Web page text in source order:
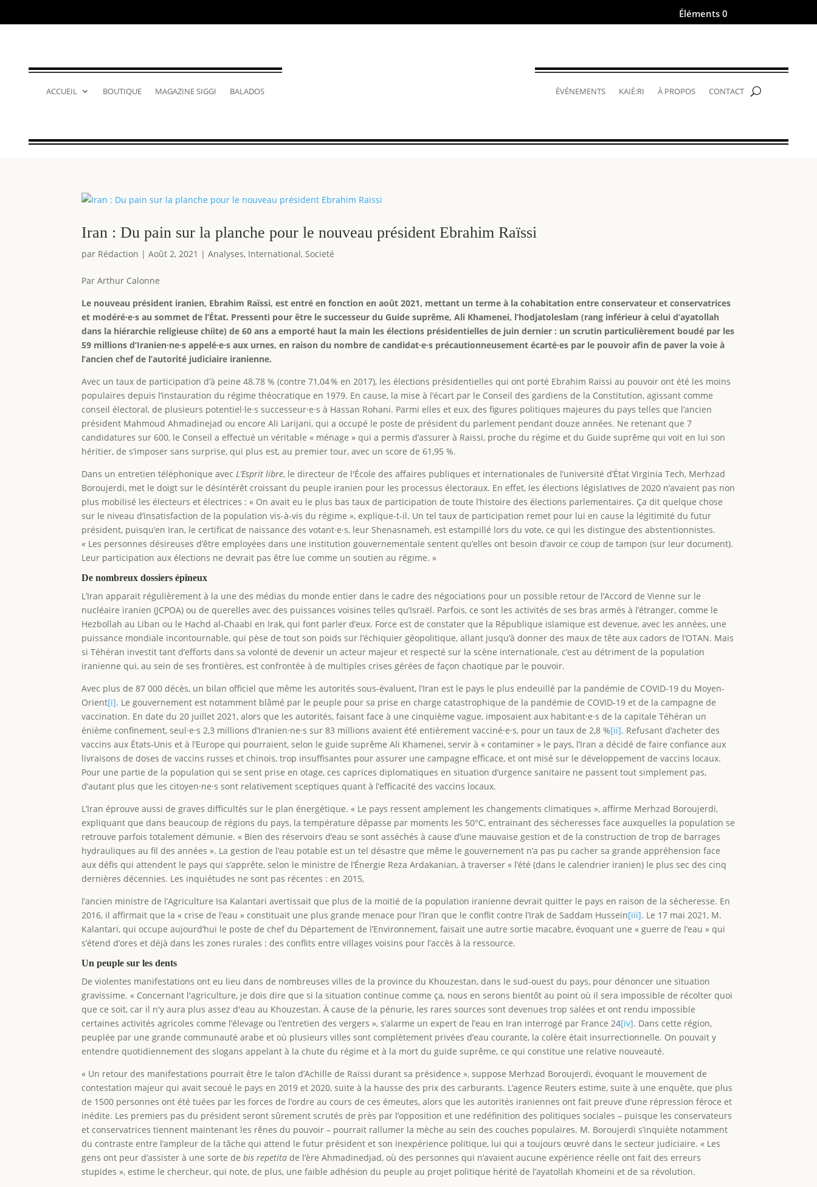
Éléments 0
ACCUEIL BOUTIQUE MAGAZINE SIGGI BALADOS ÉVÉNEMENTS KAIÉ:RI À PROPOS CONTACT
Iran : Du pain sur la planche pour le nouveau président Ebrahim Raïssi
par Rédaction |Août 2, 2021 |Analyses, International, Societé
Par Arthur Calonne
Le nouveau président iranien, Ebrahim Raïssi, est entré en fonction en août 2021, mettant un terme à la cohabitation entre conservateur et conservatrices
et modéré·e·s au sommet de l’État. Pressenti pour être le successeur du Guide suprême, Ali Khamenei, l’hodjatoleslam (rang inférieur à celui d’ayatollah
dans la hiérarchie religieuse chiite) de 60 ans a emporté haut la main les élections présidentielles de juin dernier : un scrutin particulièrement boudé par les
59 millions d’Iranien·ne·s appelé·e·s aux urnes, en raison du nombre de candidat·e·s précautionneusement écarté·es par le pouvoir afin de paver la voie à
l’ancien chef de l’autorité judiciaire iranienne.
Avec un taux de participation d’à peine 48.78 % (contre 71,04 % en 2017), les élections présidentielles qui ont porté Ebrahim Raïssi au pouvoir ont été les moins
populaires depuis l’instauration du régime théocratique en 1979. En cause, la mise à l’écart par le Conseil des gardiens de la Constitution, agissant comme
conseil électoral, de plusieurs potentiel·le·s successeur·e·s à Hassan Rohani. Parmi elles et eux, des figures politiques majeures du pays telles que l’ancien
président Mahmoud Ahmadinejad ou encore Ali Larijani, qui a occupé le poste de président du parlement pendant douze années. Ne retenant que 7
candidatures sur 600, le Conseil a effectué un véritable « ménage » qui a permis d’assurer à Raïssi, proche du régime et du Guide suprême qui voit en lui son
héritier, de s’imposer sans surprise, qui plus est, au premier tour, avec un score de 61,95 %.
Dans un entretien téléphonique avec L’Esprit libre, le directeur de l'École des affaires publiques et internationales de l’université d’État Virginia Tech, Merhzad
Boroujerdi, met le doigt sur le désintérêt croissant du peuple iranien pour les processus électoraux. En effet, les élections législatives de 2020 n’avaient pas non
plus mobilisé les électeurs et électrices : « On avait eu le plus bas taux de participation de toute l’histoire des élections parlementaires. Ça dit quelque chose
sur le niveau d’insatisfaction de la population vis-à-vis du régime », explique-t-il. Un tel taux de participation remet pour lui en cause la légitimité du futur
président, puisqu’en Iran, le certificat de naissance des votant·e·s, leur Shenasnameh, est estampillé lors du vote, ce qui les distingue des abstentionnistes.
« Les personnes désireuses d’être employées dans une institution gouvernementale sentent qu’elles ont besoin d’avoir ce coup de tampon (sur leur document).
Leur participation aux élections ne devrait pas être lue comme un soutien au régime. »
De nombreux dossiers épineux
L’Iran apparait régulièrement à la une des médias du monde entier dans le cadre des négociations pour un possible retour de l’Accord de Vienne sur le
nucléaire iranien (JCPOA) ou de querelles avec des puissances voisines telles qu’Israël. Parfois, ce sont les activités de ses bras armés à l’étranger, comme le
Hezbollah au Liban ou le Hachd al-Chaabi en Irak, qui font parler d’eux. Force est de constater que la République islamique est devenue, avec les années, une
puissance mondiale incontournable, qui pèse de tout son poids sur l’échiquier géopolitique, allant jusqu’à donner des maux de tête aux cadors de l’OTAN. Mais
si Téhéran investit tant d’efforts dans sa volonté de devenir un acteur majeur et respecté sur la scène internationale, c’est au détriment de la population
iranienne qui, au sein de ses frontières, est confrontée à de multiples crises gérées de façon chaotique par le pouvoir.
Avec plus de 87 000 décès, un bilan officiel que même les autorités sous-évaluent, l’Iran est le pays le plus endeuillé par la pandémie de COVID-19 du Moyen-
Orient[i]. Le gouvernement est notamment blâmé par le peuple pour sa prise en charge catastrophique de la pandémie de COVID-19 et de la campagne de
vaccination. En date du 20 juillet 2021, alors que les autorités, faisant face à une cinquième vague, imposaient aux habitant·e·s de la capitale Téhéran un
énième confinement, seul·e·s 2,3 millions d’Iranien·ne·s sur 83 millions avaient été entièrement vacciné·e·s, pour un taux de 2,8 %[ii]. Refusant d’acheter des
vaccins aux États-Unis et à l’Europe qui pourraient, selon le guide suprême Ali Khamenei, servir à « contaminer » le pays, l’Iran a décidé de faire confiance aux
livraisons de doses de vaccins russes et chinois, trop insuffisantes pour assurer une campagne efficace, et ont misé sur le développement de vaccins locaux.
Pour une partie de la population qui se sent prise en otage, ces caprices diplomatiques en situation d’urgence sanitaire ne passent tout simplement pas,
d’autant plus que les citoyen·ne·s sont relativement sceptiques quant à l’efficacité des vaccins locaux.
L’Iran éprouve aussi de graves difficultés sur le plan énergétique. « Le pays ressent amplement les changements climatiques », affirme Merhzad Boroujerdi,
expliquant que dans beaucoup de régions du pays, la température dépasse par moments les 50°C, entrainant des sécheresses face auxquelles la population se
retrouve parfois totalement démunie. « Bien des réservoirs d’eau se sont asséchés à cause d’une mauvaise gestion et de la construction de trop de barrages
hydrauliques au fil des années ». La gestion de l’eau potable est un tel désastre que même le gouvernement n’a pas pu cacher sa grande appréhension face
aux défis qui attendent le pays qui s’apprête, selon le ministre de l’Énergie Reza Ardakanian, à traverser « l’été (dans le calendrier iranien) le plus sec des cinq
dernières décennies. Les inquiétudes ne sont pas récentes : en 2015,
l’ancien ministre de l’Agriculture Isa Kalantari avertissait que plus de la moitié de la population iranienne devrait quitter le pays en raison de la sécheresse. En
2016, il affirmait que la « crise de l’eau » constituait une plus grande menace pour l’Iran que le conflit contre l’Irak de Saddam Hussein[iii]. Le 17 mai 2021, M.
Kalantari, qui occupe aujourd’hui le poste de chef du Département de l’Environnement, faisait une autre sortie macabre, évoquant une « guerre de l’eau » qui
s’étend d’ores et déjà dans les zones rurales : des conflits entre villages voisins pour l’accès à la ressource.
Un peuple sur les dents
De violentes manifestations ont eu lieu dans de nombreuses villes de la province du Khouzestan, dans le sud-ouest du pays, pour dénoncer une situation
gravissime. « Concernant l'agriculture, je dois dire que si la situation continue comme ça, nous en serons bientôt au point où il sera impossible de récolter quoi
que ce soit, car il n'y aura plus assez d'eau au Khouzestan. À cause de la pénurie, les rares sources sont devenues trop salées et ont rendu impossible
certaines activités agricoles comme l’élevage ou l’entretien des vergers », s’alarme un expert de l’eau en Iran interrogé par France 24[iv]. Dans cette région,
peuplée par une grande communauté arabe et où plusieurs villes sont complètement privées d’eau courante, la colère était insurrectionnelle. On pouvait y
entendre quotidiennement des slogans appelant à la chute du régime et à la mort du guide suprême, ce qui constitue une relative nouveauté.
« Un retour des manifestations pourrait être le talon d’Achille de Raïssi durant sa présidence », suppose Merhzad Boroujerdi, évoquant le mouvement de
contestation majeur qui avait secoué le pays en 2019 et 2020, suite à la hausse des prix des carburants. L’agence Reuters estime, suite à une enquête, que plus
de 1500 personnes ont été tuées par les forces de l’ordre au cours de ces émeutes, alors que les autorités iraniennes ont fait preuve d’une répression féroce et
inédite. Les premiers pas du président seront sûrement scrutés de près par l’opposition et une redéfinition des politiques sociales – puisque les conservateurs
et conservatrices tiennent maintenant les rênes du pouvoir – pourrait rallumer la mèche au sein des couches populaires. M. Boroujerdi s’inquiète notamment
du contraste entre l’ampleur de la tâche qui attend le futur président et son inexpérience politique, lui qui a toujours œuvré dans le secteur judiciaire. « Les
gens ont peur d’assister à une sorte debis repetita de l’ère Ahmadinedjad, où des personnes qui n’avaient aucune expérience réelle ont fait des erreurs
stupides », estime le chercheur, qui note, de plus, une faible adhésion du peuple au projet politique hérité de l’ayatollah Khomeini et de sa révolution.